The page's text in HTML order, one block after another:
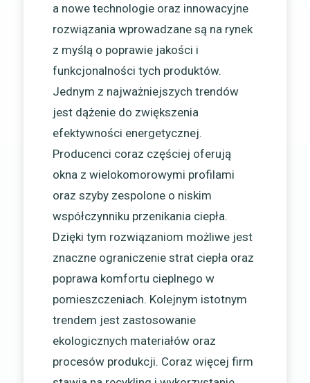
a nowe technologie oraz innowacyjne
rozwiązania wprowadzane są na rynek
z myślą o poprawie jakości i
funkcjonalności tych produktów.
Jednym z najważniejszych trendów
jest dążenie do zwiększenia
efektywności energetycznej.
Producenci coraz częściej oferują
okna z wielokomorowymi profilami
oraz szyby zespolone o niskim
współczynniku przenikania ciepła.
Dzięki tym rozwiązaniom możliwe jest
znaczne ograniczenie strat ciepła oraz
poprawa komfortu cieplnego w
pomieszczeniach. Kolejnym istotnym
trendem jest zastosowanie
ekologicznych materiałów oraz
procesów produkcji. Coraz więcej firm